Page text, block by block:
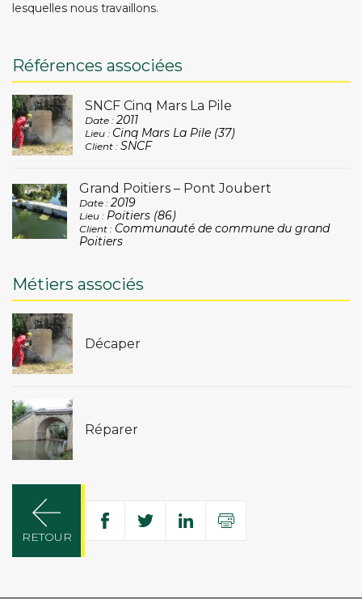
lesquelles nous travaillons.
Références associées
SNCF Cinq Mars La Pile
Date :2011
Lieu : Cinq Mars La Pile (37)
Client : SNCF
Grand Poitiers – Pont Joubert
Date :2019
Lieu : Poitiers (86)
Client : Communauté de commune du grand
Poitiers
Métiers associés
Décaper
Réparer
Partager
RETOUR
PartagerPartagerPartagerImprimer